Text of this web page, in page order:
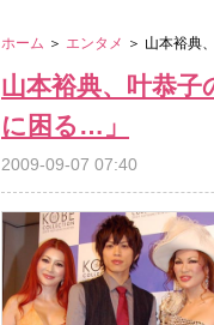
ホーム ＞ エンタメ ＞ 山本裕典
山本裕典、叶恭
に困る…」
2009-09-07 07:40